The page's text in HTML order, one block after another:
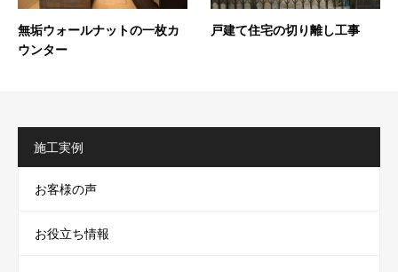
無垢ウォールナットの一枚カ
ウンター
戸建て住宅の切り離し工事
施工実例
お客様の声
お役立ち情報